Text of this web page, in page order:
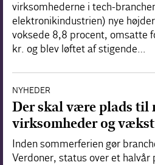
virksomhederne i tech-
elektronikindustrien) nye
voksede 8,8 procent, omsatte
kr. og blev løftet af stigende…
NYHEDER
Der skal være plads til
virksomheder og vækst
Inden sommerferien gør
Verdoner, status over et